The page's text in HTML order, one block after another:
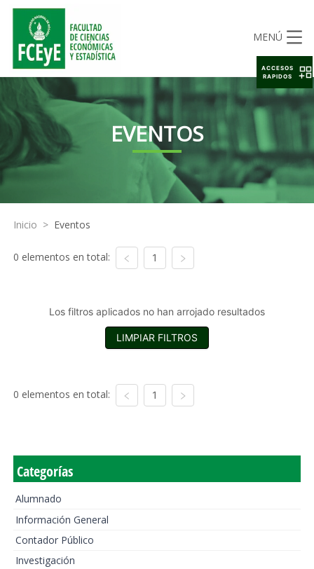
MENÚ
EVENTOS
Inicio > Eventos
0 elementos en total: 1
Los filtros aplicados no han arrojado resultados
LIMPIAR FILTROS
0 elementos en total: 1
Categorías
Alumnado
Información General
Contador Público
Investigación
ACCESOS
RAPIDOS